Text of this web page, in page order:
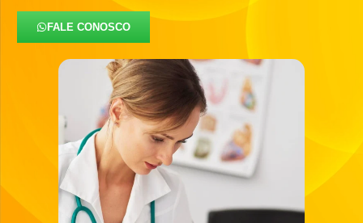
FALE CONOSCO